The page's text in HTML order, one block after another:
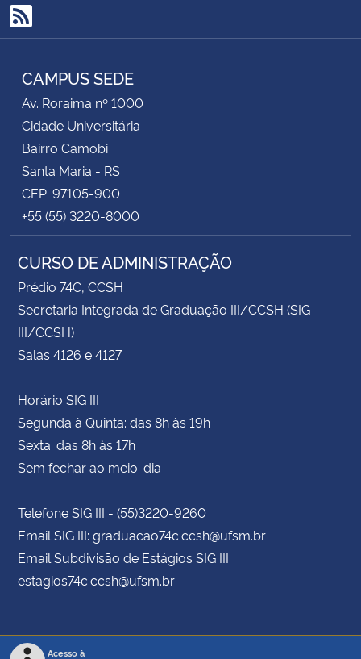
RSS
CAMPUS SEDE
Av. Roraima nº 1000
Cidade Universitária
Bairro Camobi
Santa Maria - RS
CEP: 97105-900
+55 (55) 3220-8000
CURSO DE ADMINISTRAÇÃO
Prédio 74C, CCSH
Secretaria Integrada de Graduação III/CCSH (SIG
III/CCSH)
Salas 4126 e 4127
Horário SIG III
Segunda à Quinta: das 8h às 19h
Sexta: das 8h às 17h
Sem fechar ao meio-dia
Telefone SIG III - (55)3220-9260
Email SIG III: graduacao74c.ccsh@ufsm.br
Email Subdivisão de Estágios SIG III:
estagios74c.ccsh@ufsm.br
Acesso à